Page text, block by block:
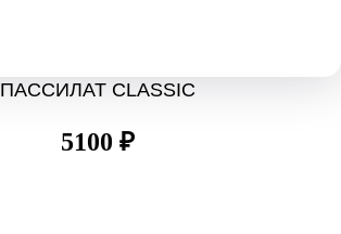
ПАССИЛАТ CLASSIC
5100 ₽